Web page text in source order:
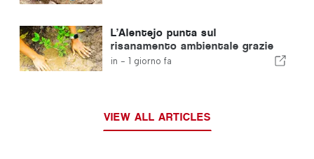
L’Alentejo punta sul
risanamento ambientale grazie
ai fondi europei
in - 1 giorno fa
VIEW ALL ARTICLES